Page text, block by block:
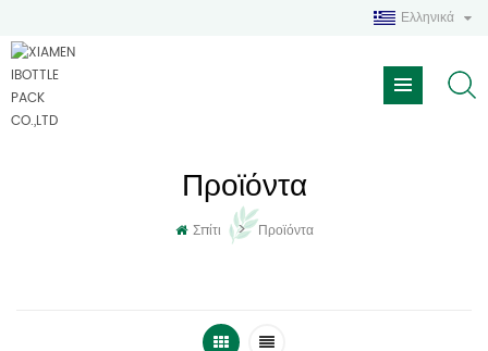
Ελληνικά
Προϊόντα
Σπίτι > Προϊόντα